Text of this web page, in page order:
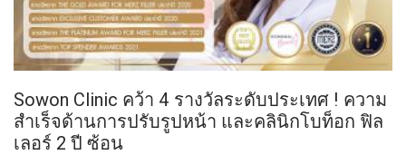
Sowon Clinic คว้า 4 รางวัลระดับประเทศ ! ความ
สำเร็จด้านการปรับรูปหน้า และคลินิกโบท็อก ฟิล
เลอร์ 2 ปี ซ้อน